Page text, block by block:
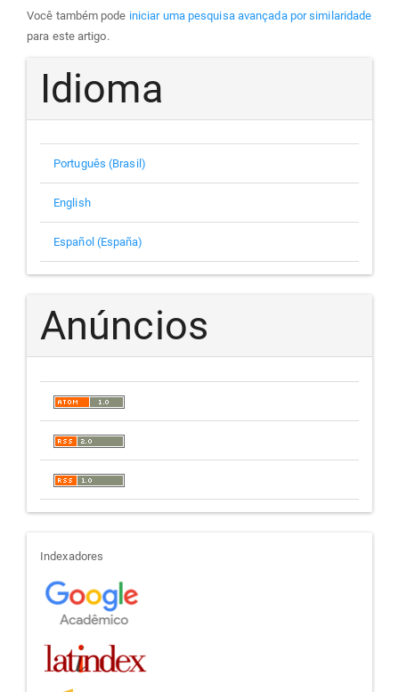
Você também pode iniciar uma pesquisa avançada por similaridade
para este artigo.
Idioma
Português (Brasil)
English
Español (España)
Anúncios
indexadores
Indexadores